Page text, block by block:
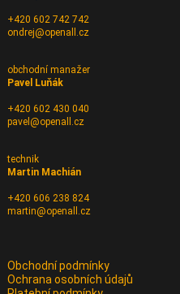
+420 602 742 742
ondrej@openall.cz
obchodní manažer
Pavel Luňák
+420 602 430 040
pavel@openall.cz
technik
Martin Machián
+420 606 238 824
martin@openall.cz
Obchodní podmínky
Ochrana osobních údajů